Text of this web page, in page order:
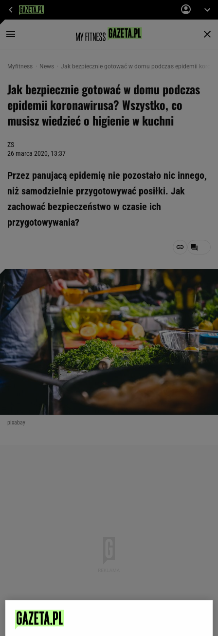
Myfitness News Jak bezpiecznie gotować w domu podczas epidemii
Jak bezpiecznie gotować w domu podczas
epidemii koronawirusa? Wszystko, co
musisz wiedzieć o higienie w kuchni
ZS
26 marca 2020, 13:37
Przez panujacą epidemię nie pozostało nic innego,
niż samodzielnie przygotowywać posiłki. Jak
zachować bezpieczeństwo w czasie ich
przygotowywania?
pixabay